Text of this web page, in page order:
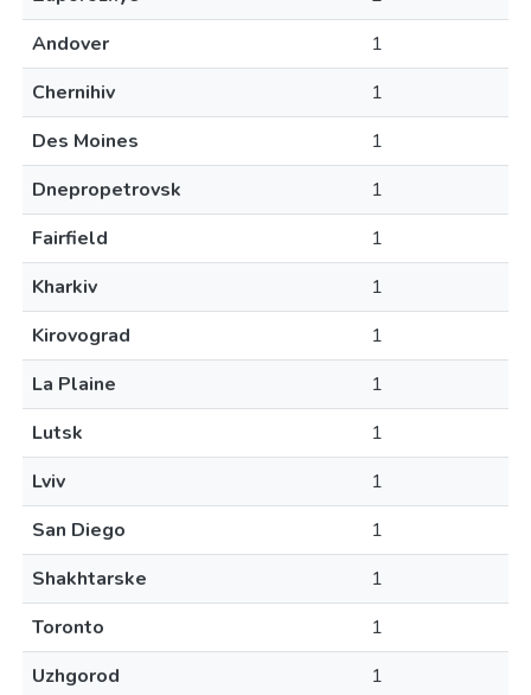
Andover
1
Chernihiv
1
Des Moines
1
Dnepropetrovsk
1
Fairfield
1
Kharkiv
1
Kirovograd
1
La Plaine
1
Lutsk
1
Lviv
1
San Diego
1
Shakhtarske
1
Toronto
1
Uzhgorod
1